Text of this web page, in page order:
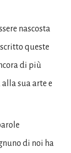
nascosta
queste
di più
sua arte e
di noi ha